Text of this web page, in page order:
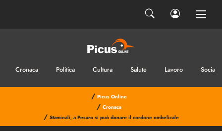
Cronaca Politica Cultura Salute Lavoro Sociale
/ Picus Online
/ Cronaca
/ Staminali, a Pesaro si può donare il cordone ombelicale